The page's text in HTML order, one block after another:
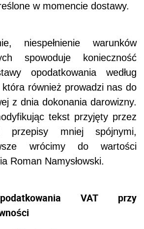
w momencie dostawy.
niespełnienie warunków
spowoduje konieczność
opodatkowania według
również prowadzi nas do
z dnia dokonania darowizny.
tekst przyjęty przez
przepisy mniej spójnymi,
wrócimy do wartości
Roman Namysłowski.
VAT przy